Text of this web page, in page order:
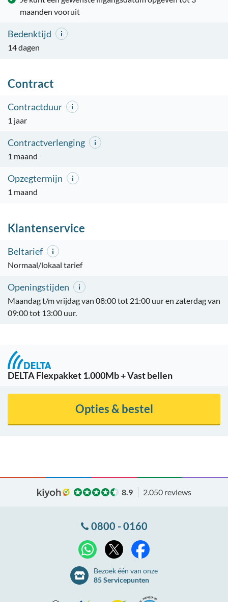
maanden vooruit
Bedenktijd
14 dagen
Contract
Contractduur
1 jaar
Contractverlenging
1 maand
Opzegtermijn
1 maand
Klantenservice
Beltarief
Normaal/lokaal tarief
Openingstijden
Maandag t/m vrijdag van 08:00 tot 21:00 uur en zaterdag van
09:00 tot 13:00 uur.
DELTA Flexpakket 1.000Mb + Vast bellen
Opties & bestel
8.9 2.050 reviews
0800 - 0160
WhatsApp
Bezoek één van onze
85 Servicepunten